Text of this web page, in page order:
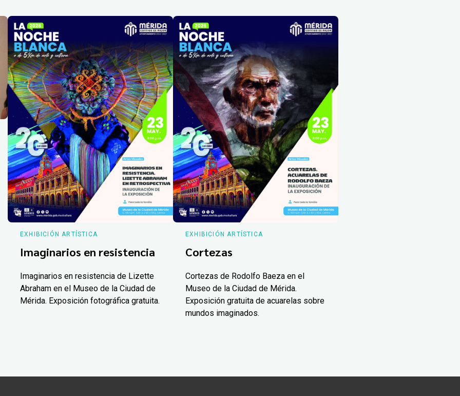
EXHIBICIÓN ARTÍSTICA
Imaginarios en resistencia
Imaginarios en resistencia de Lizette
Abraham en el Museo de la Ciudad de
Mérida. Exposición fotográfica gratuita.
EXHIBICIÓN ARTÍSTICA
Cortezas
Cortezas de Rodolfo Baeza en el
Museo de la Ciudad de Mérida.
Exposición gratuita de acuarelas sobre
mundos imaginados.